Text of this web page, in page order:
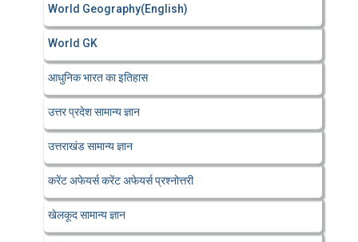
World Geography(English)
World GK
आधुनिक भारत का इतिहास
उत्तर प्रदेश सामान्य ज्ञान
उत्तराखंड सामान्य ज्ञान
करेंट अफेयर्स करेंट अफेयर्स प्रश्नोत्तरी
खेलकूद सामान्य ज्ञान